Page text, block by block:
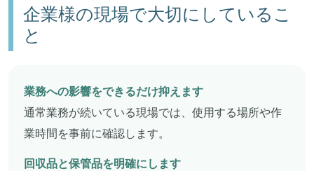
企業様の現場で大切にしているこ
と
業務への影響をできるだけ抑えます
通常業務が続いている現場では、使用する場所や作
業時間を事前に確認します。
回収品と保管品を明確にします